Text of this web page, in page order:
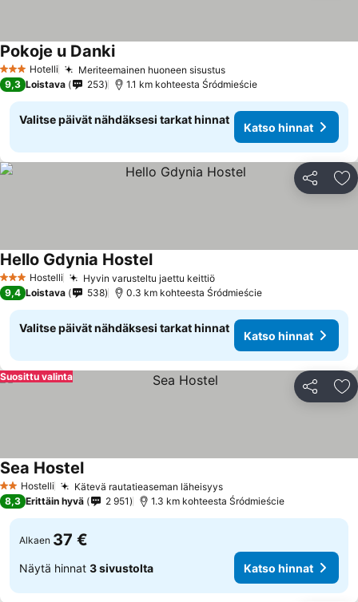
3 Tähtiluokitus
Hotelli Meriteemainen huoneen sisustusKatso hinnat
Pokoje u DankiKatso hinnat
9,3 Loistava 253 1.1 km kohteesta Śródmieście
Valitse päivät nähdäksesi tarkat hinnat
Katso hinnat
Jaa
3 Tähtiluokitus
Hostelli Hyvin varusteltu jaettu keittiöKatso hinnat
Hello Gdynia HostelKatso hinnat
9,4 Loistava 538 0.3 km kohteesta Śródmieście
Valitse päivät nähdäksesi tarkat hinnat
Katso hinnat
Jaa
Suosittu valinta
2 Tähtiluokitus
Hostelli Kätevä rautatieaseman läheisyysKatso hinnat
Sea HostelKatso hinnat
8,3 Erittäin hyvä 2 951 1.3 km kohteesta Śródmieście
Alkaen 37 €
Näytä hinnat 3 sivustolta Katso hinnat